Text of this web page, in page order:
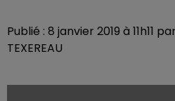
Publié : 8 janvier 2019 à 11h11
TEXEREAU